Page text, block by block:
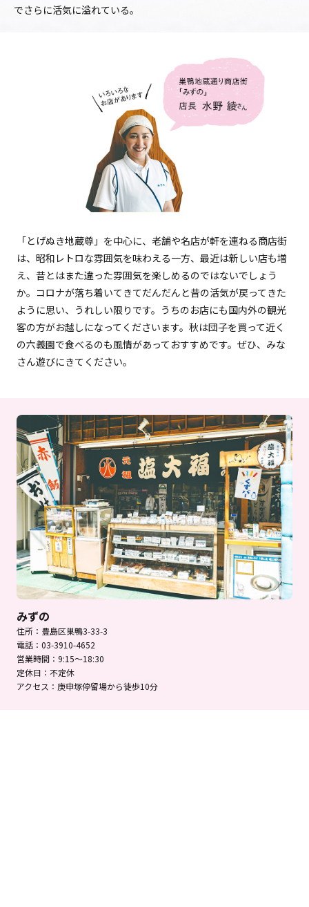
でさらに活気に溢れている。
「とげぬき地蔵尊」を中心に、老舗や名店が軒を連ねる商店街
は、昭和レトロな雰囲気を味わえる一方、最近は新しい店も増
え、昔とはまた違った雰囲気を楽しめるのではないでしょう
か。コロナが落ち着いてきてだんだんと昔の活気が戻ってきた
ように思い、うれしい限りです。うちのお店にも国内外の観光
客の方がお越しになってくださいます。秋は団子を買って近く
の六義園で食べるのも風情があっておすすめです。ぜひ、みな
さん遊びにきてください。
みずの
住所：豊島区巣鴨3-33-3
電話：03-3910-4652
営業時間：9:15～18:30
定休日：不定休
アクセス：庚申塚停留場から徒歩10分